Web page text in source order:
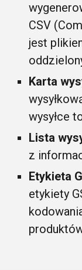
CSV
jest
Karta
wysyłce
Lista
z
Etykieta
etykiety